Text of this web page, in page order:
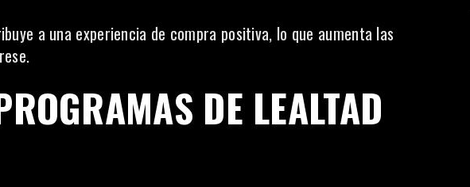
a una experiencia de compra positiva, lo que aumenta las
DE LEALTAD